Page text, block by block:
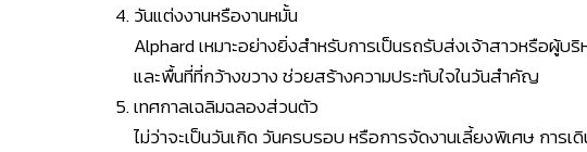
วันแต่งงานหรืองานหมั้น
Alphard เหมาะอย่างยิ่งสำหรับการเป็นรถรับส่งเจ้าสาวหรือผู้บ
และพื้นที่ที่กว้างขวาง ช่วยสร้างความประทับใจในวันสำคัญ
เทศกาลเฉลิมฉลองส่วนตัว
ไม่ว่าจะเป็นวันเกิด วันครบรอบ หรือการจัดงานเลี้ยงพิเศษ การ